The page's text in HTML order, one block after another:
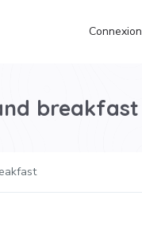
Connexion
breakfast